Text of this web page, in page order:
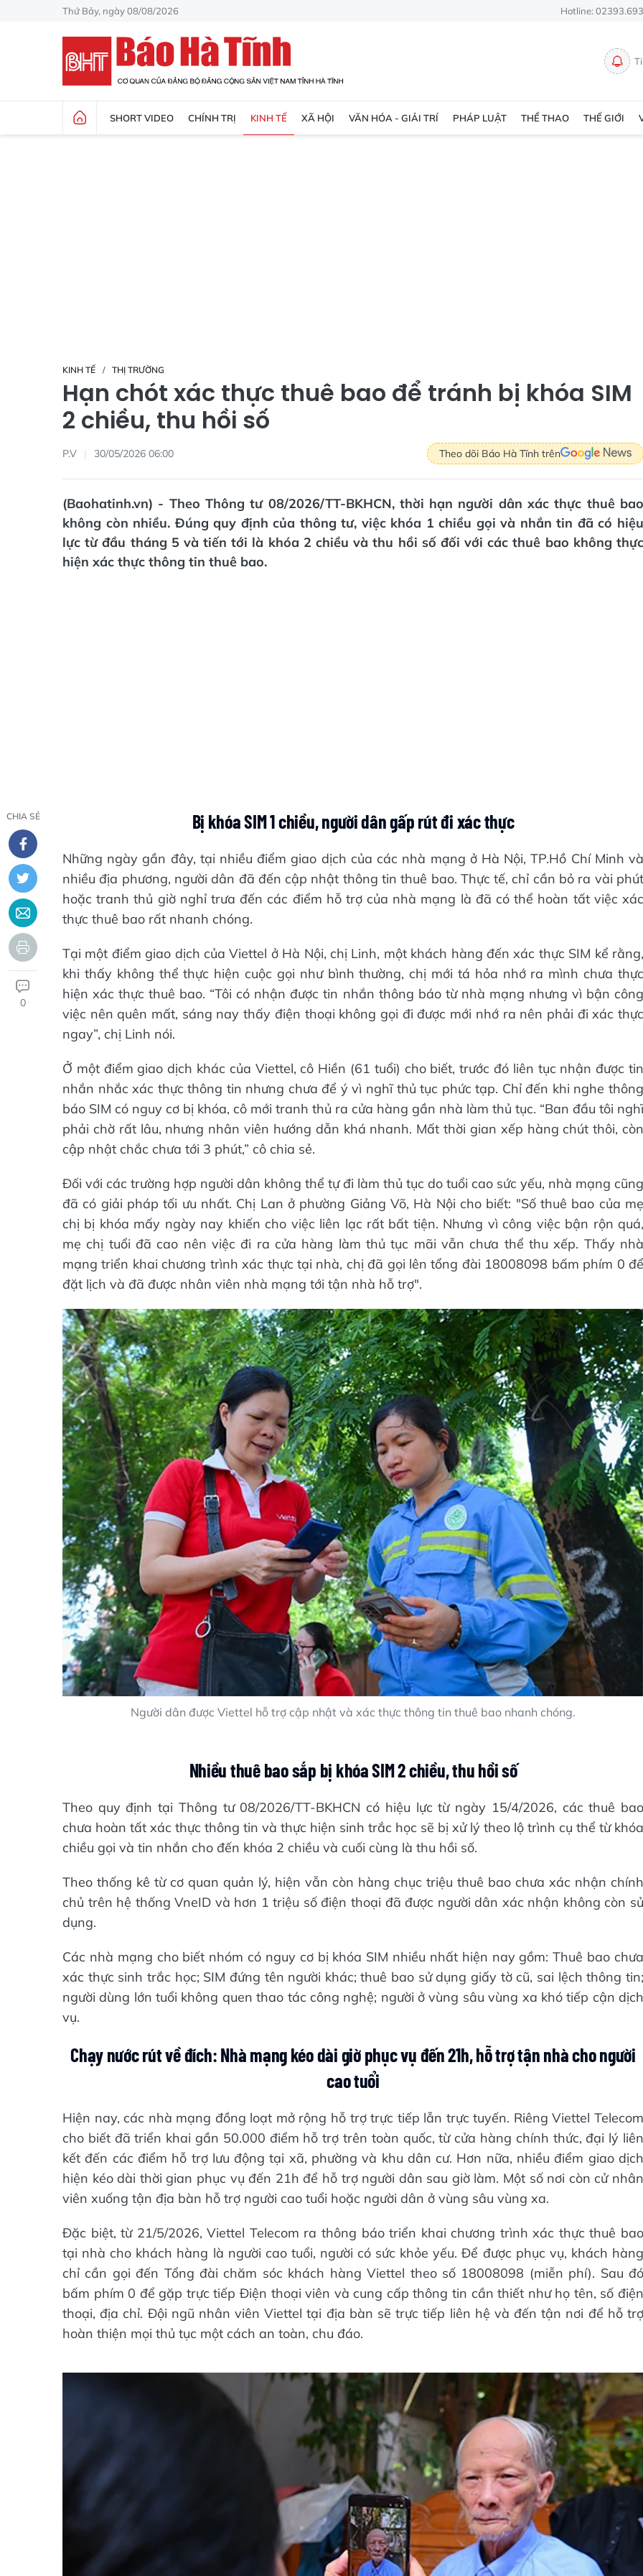
Thứ Bảy, ngày 08/08/2026 Hotline:
SHORT VIDEO CHÍNH TRỊ KINH TẾ XÃ HỘI VĂN HÓA - GIẢI TRÍ PHÁP LUẬT THỂ THAO THẾ GIỚI
KINH TẾ THỊ TRƯỜNG
Hạn chót xác thực thuê bao để tránh bị khóa SIM
2 chiều, thu hồi số
P.V 30/05/2026 06:00 Theo dõi Báo Hà Tĩnh trên
(Baohatinh.vn) - Theo Thông tư 08/2026/TT-BKHCN, thời hạn người dân xác thực thuê bao
không còn nhiều. Đúng quy định của thông tư, việc khóa 1 chiều gọi và nhắn tin đã có hiệu
lực từ đầu tháng 5 và tiến tới là khóa 2 chiều và thu hồi số đối với các thuê bao không thực
hiện xác thực thông tin thuê bao.
CHIA SẺ
0
Bị khóa SIM 1 chiều, người dân gấp rút đi xác thực
Những ngày gần đây, tại nhiều điểm giao dịch của các nhà mạng ở Hà Nội, TP.Hồ Chí Minh và
nhiều địa phương, người dân đã đến cập nhật thông tin thuê bao. Thực tế, chỉ cần bỏ ra vài phút
hoặc tranh thủ giờ nghỉ trưa đến các điểm hỗ trợ của nhà mạng là đã có thể hoàn tất việc xác
thực thuê bao rất nhanh chóng.
Tại một điểm giao dịch của Viettel ở Hà Nội, chị Linh, một khách hàng đến xác thực SIM kể rằng,
khi thấy không thể thực hiện cuộc gọi như bình thường, chị mới tá hỏa nhớ ra mình chưa thực
hiện xác thực thuê bao. “Tôi có nhận được tin nhắn thông báo từ nhà mạng nhưng vì bận công
việc nên quên mất, sáng nay thấy điện thoại không gọi đi được mới nhớ ra nên phải đi xác thực
ngay”, chị Linh nói.
Ở một điểm giao dịch khác của Viettel, cô Hiền (61 tuổi) cho biết, trước đó liên tục nhận được tin
nhắn nhắc xác thực thông tin nhưng chưa để ý vì nghĩ thủ tục phức tạp. Chỉ đến khi nghe thông
báo SIM có nguy cơ bị khóa, cô mới tranh thủ ra cửa hàng gần nhà làm thủ tục. “Ban đầu tôi nghĩ
phải chờ rất lâu, nhưng nhân viên hướng dẫn khá nhanh. Mất thời gian xếp hàng chút thôi, còn
cập nhật chắc chưa tới 3 phút,” cô chia sẻ.
Đối với các trường hợp người dân không thể tự đi làm thủ tục do tuổi cao sức yếu, nhà mạng cũng
đã có giải pháp tối ưu nhất. Chị Lan ở phường Giảng Võ, Hà Nội cho biết: "Số thuê bao của mẹ
chị bị khóa mấy ngày nay khiến cho việc liên lạc rất bất tiện. Nhưng vì công việc bận rộn quá,
mẹ chị tuổi đã cao nên việc đi ra cửa hàng làm thủ tục mãi vẫn chưa thể thu xếp. Thấy nhà
mạng triển khai chương trình xác thực tại nhà, chị đã gọi lên tổng đài 18008098 bấm phím 0 để
đặt lịch và đã được nhân viên nhà mạng tới tận nhà hỗ trợ".
Người dân được Viettel hỗ trợ cập nhật và xác thực thông tin thuê bao nhanh chóng.
Nhiều thuê bao sắp bị khóa SIM 2 chiều, thu hồi số
Theo quy định tại Thông tư 08/2026/TT-BKHCN có hiệu lực từ ngày 15/4/2026, các thuê bao
chưa hoàn tất xác thực thông tin và thực hiện sinh trắc học sẽ bị xử lý theo lộ trình cụ thể từ khóa
chiều gọi và tin nhắn cho đến khóa 2 chiều và cuối cùng là thu hồi số.
Theo thống kê từ cơ quan quản lý, hiện vẫn còn hàng chục triệu thuê bao chưa xác nhận chính
chủ trên hệ thống VneID và hơn 1 triệu số điện thoại đã được người dân xác nhận không còn sử
dụng.
Các nhà mạng cho biết nhóm có nguy cơ bị khóa SIM nhiều nhất hiện nay gồm: Thuê bao chưa
xác thực sinh trắc học; SIM đứng tên người khác; thuê bao sử dụng giấy tờ cũ, sai lệch thông tin;
người dùng lớn tuổi không quen thao tác công nghệ; người ở vùng sâu vùng xa khó tiếp cận dịch
vụ.
Chạy nước rút về đích: Nhà mạng kéo dài giờ phục vụ đến 21h, hỗ trợ tận nhà cho người
cao tuổi
Hiện nay, các nhà mạng đồng loạt mở rộng hỗ trợ trực tiếp lẫn trực tuyến. Riêng Viettel Telecom
cho biết đã triển khai gần 50.000 điểm hỗ trợ trên toàn quốc, từ cửa hàng chính thức, đại lý liên
kết đến các điểm hỗ trợ lưu động tại xã, phường và khu dân cư. Hơn nữa, nhiều điểm giao dịch
hiện kéo dài thời gian phục vụ đến 21h để hỗ trợ người dân sau giờ làm. Một số nơi còn cử nhân
viên xuống tận địa bàn hỗ trợ người cao tuổi hoặc người dân ở vùng sâu vùng xa.
Đặc biệt, từ 21/5/2026, Viettel Telecom ra thông báo triển khai chương trình xác thực thuê bao
tại nhà cho khách hàng là người cao tuổi, người có sức khỏe yếu. Để được phục vụ, khách hàng
chỉ cần gọi đến Tổng đài chăm sóc khách hàng Viettel theo số 18008098 (miễn phí). Sau đó
bấm phím 0 để gặp trực tiếp Điện thoại viên và cung cấp thông tin cần thiết như họ tên, số điện
thoại, địa chỉ. Đội ngũ nhân viên Viettel tại địa bàn sẽ trực tiếp liên hệ và đến tận nơi để hỗ trợ
hoàn thiện mọi thủ tục một cách an toàn, chu đáo.